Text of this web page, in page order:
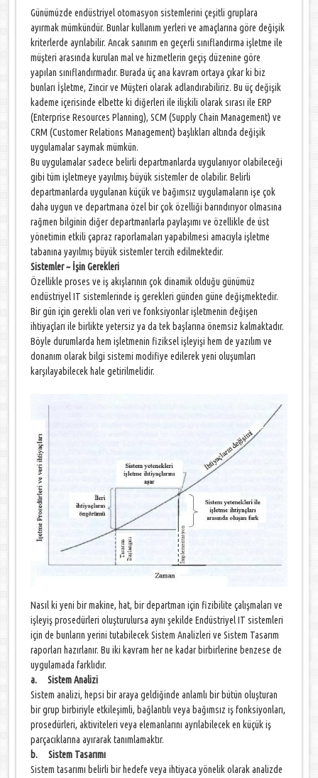
Günümüzde endüstriyel otomasyon sistemlerini çeşitli gruplara
ayırmak mümkündür. Bunlar kullanım yerleri ve amaçlarına göre değişik
kriterlerde ayrılabilir. Ancak sanırım en geçerli sınıflandırma işletme ile
müşteri arasında kurulan mal ve hizmetlerin geçiş düzenine göre
yapılan sınıflandırmadır. Burada üç ana kavram ortaya çıkar ki biz
bunları İşletme, Zincir ve Müşteri olarak adlandırabiliriz. Bu üç değişik
kademe içerisinde elbette ki diğerleri ile ilişkili olarak sırası ile ERP
(Enterprise Resources Planning), SCM (Supply Chain Management) ve
CRM (Customer Relations Management) başlıkları altında değişik
uygulamalar saymak mümkün.
Bu uygulamalar sadece belirli departmanlarda uygulanıyor olabileceği
gibi tüm işletmeye yayılmış büyük sistemler de olabilir. Belirli
departmanlarda uygulanan küçük ve bağımsız uygulamaların işe çok
daha uygun ve departmana özel bir çok özelliği barındırıyor olmasına
rağmen bilginin diğer departmanlarla paylaşımı ve özellikle de üst
yönetimin etkili çapraz raporlamaları yapabilmesi amacıyla işletme
tabanına yayılmış büyük sistemler tercih edilmektedir.
Sistemler ~ İşin Gerekleri
Özellikle proses ve iş akışlarının çok dinamik olduğu günümüz
endüstriyel IT sistemlerinde iş gerekleri günden güne değişmektedir.
Bir gün için gerekli olan veri ve fonksiyonlar işletmenin değişen
ihtiyaçları ile birlikte yetersiz ya da tek başlarına önemsiz kalmaktadır.
Böyle durumlarda hem işletmenin fiziksel işleyişi hem de yazılım ve
donanım olarak bilgi sistemi modifiye edilerek yeni oluşumları
karşılayabilecek hale getirilmelidir.
Nasıl ki yeni bir makine, hat, bir departman için fizibilite çalışmaları ve
işleyiş prosedürleri oluşturulursa aynı şekilde Endüstriyel IT sistemleri
için de bunların yerini tutabilecek Sistem Analizleri ve Sistem Tasarım
raporları hazırlanır. Bu iki kavram her ne kadar birbirlerine benzese de
uygulamada farklıdır.
a. Sistem Analizi
Sistem analizi, hepsi bir araya geldiğinde anlamlı bir bütün oluşturan
bir grup birbiriyle etkileşimli, bağlantılı veya bağımsız iş fonksiyonları,
prosedürleri, aktiviteleri veya elemanlarını ayrılabilecek en küçük iş
parçacıklarına ayırarak tanımlamaktır.
b. Sistem Tasarımı
Sistem tasarımı belirli bir hedefe veya ihtiyaca yönelik olarak analizde